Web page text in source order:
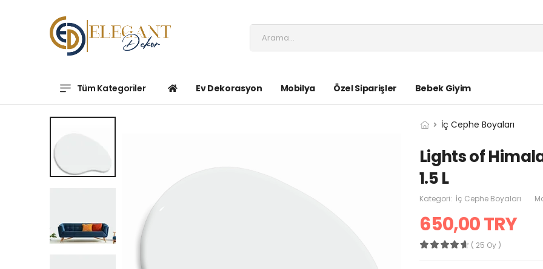
Tüm Kategoriler Ev Dekorasyon Mobilya Özel Siparişler Bebek Giyim
İç Cephe Boyaları
Lights of
1.5 L
Kategori: İç Cephe Boyaları
650,00 TRY
( 25 Oy )